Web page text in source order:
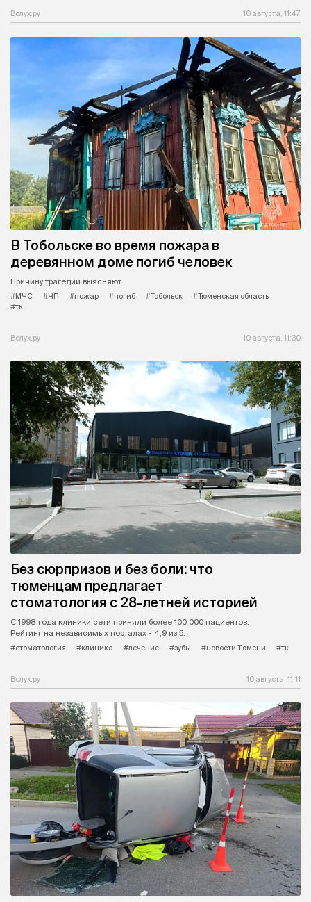
Вслух.ру 10 августа, 11:47
В Тобольске во время пожара в
деревянном доме погиб человек
Причину трагедии выясняют.
#МЧС
#ЧП #пожар #погиб #Тобольск
#Тюменская область
#тк
Вслух.ру 10 августа, 11:30
Без сюрпризов и без боли: что
тюменцам предлагает
стоматология с 28-летней историей
С 1998 года клиники сети приняли более 100 000 пациентов.
Рейтинг на независимых порталах - 4,9 из 5.
#стоматология
#клиника #лечение #зубы #новости Тюмени #тк
Вслух.ру 10 августа, 11:11